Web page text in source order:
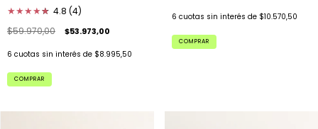
★★★★★
★ 4.8 (4)
$59.970,00
$53.973,00
6 cuotas sin interés de $8.995,50
COMPRAR
6 cuotas sin interés de $10.570,50
COMPRAR